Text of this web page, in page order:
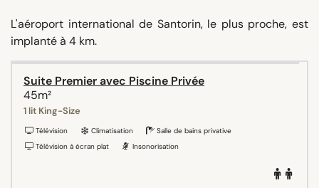
L'aéroport international de Santorin, le plus proche, est
implanté à 4 km.
Suite Premier avec Piscine Privée
45m²
1 lit King-Size
Télévision Climatisation
Salle de bains privative
Télévision à écran plat
Insonorisation